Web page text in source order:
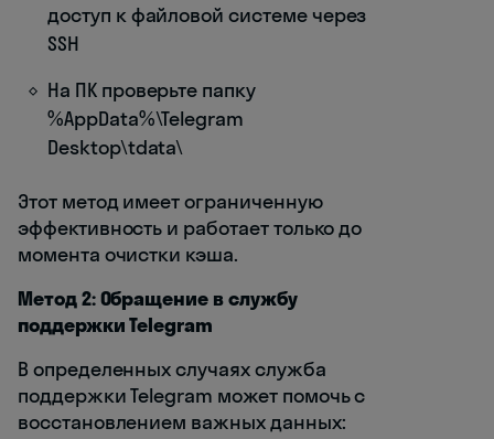
доступ к файловой системе через
SSH
На ПК проверьте папку
%AppData%\Telegram
Desktop\tdata\
Этот метод имеет ограниченную
эффективность и работает только до
момента очистки кэша.
Метод 2: Обращение в службу
поддержки Telegram
В определенных случаях служба
поддержки Telegram может помочь с
восстановлением важных данных: